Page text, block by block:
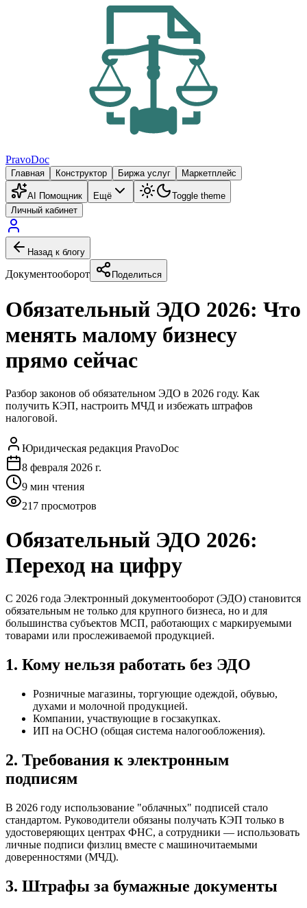
PravoDoc
Главная Конструктор Биржа услуг Маркетплейс
AI Помощник Ещё
Toggle theme
Личный кабинет
Назад к блогу
Документооборот Поделиться
Обязательный ЭДО 2026: Что
менять малому бизнесу
прямо сейчас
Разбор законов об обязательном ЭДО в 2026 году. Как
получить КЭП, настроить МЧД и избежать штрафов
налоговой.
Юридическая редакция PravoDoc
8 февраля 2026 г.
9 мин чтения
217 просмотров
Обязательный ЭДО 2026:
Переход на цифру
С 2026 года Электронный документооборот (ЭДО) становится
обязательным не только для крупного бизнеса, но и для
большинства субъектов МСП, работающих с маркируемыми
товарами или прослеживаемой продукцией.
1. Кому нельзя работать без ЭДО
Розничные магазины, торгующие одеждой, обувью,
духами и молочной продукцией.
Компании, участвующие в госзакупках.
ИП на ОСНО (общая система налогообложения).
2. Требования к электронным
подписям
В 2026 году использование "облачных" подписей стало
стандартом. Руководители обязаны получать КЭП только в
удостоверяющих центрах ФНС, а сотрудники — использовать
личные подписи физлиц вместе с машиночитаемыми
доверенностями (МЧД).
3. Штрафы за бумажные документы